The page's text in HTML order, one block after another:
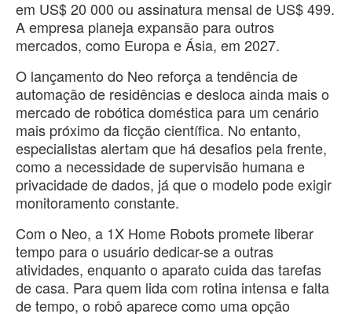
em US$ 20 000 ou assinatura mensal de US$ 499.
A empresa planeja expansão para outros
mercados, como Europa e Ásia, em 2027.
O lançamento do Neo reforça a tendência de
automação de residências e desloca ainda mais o
mercado de robótica doméstica para um cenário
mais próximo da ficção científica. No entanto,
especialistas alertam que há desafios pela frente,
como a necessidade de supervisão humana e
privacidade de dados, já que o modelo pode exigir
monitoramento constante.
Com o Neo, a 1X Home Robots promete liberar
tempo para o usuário dedicar-se a outras
atividades, enquanto o aparato cuida das tarefas
de casa. Para quem lida com rotina intensa e falta
de tempo, o robô aparece como uma opção